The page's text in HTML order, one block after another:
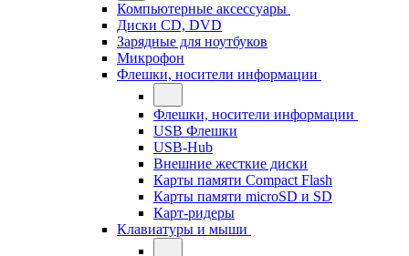
Компьютерные аксессуары
Диски CD, DVD
Зарядные для ноутбуков
Микрофон
Флешки, носители информации
Флешки, носители информации
USB Флешки
USB-Hub
Внешние жесткие диски
Карты памяти Compact Flash
Карты памяти microSD и SD
Карт-ридеры
Клавиатуры и мыши